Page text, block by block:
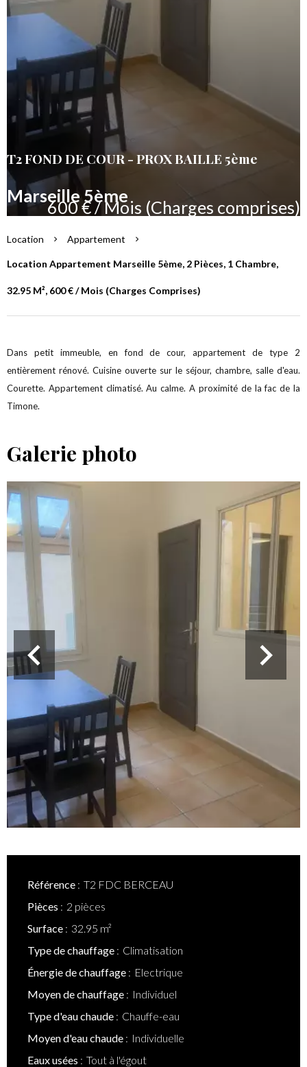
T2 FOND DE COUR - PROX BAILLE 5ème
Marseille 5ème
600 € / Mois (Charges comprises)
Location Appartement
Location Appartement Marseille 5ème, 2 Pièces, 1 Chambre,
32.95 M², 600 € / Mois (Charges Comprises)
Dans petit immeuble, en fond de cour, appartement de type 2
entièrement rénové. Cuisine ouverte sur le séjour, chambre, salle d'eau.
Courette. Appartement climatisé. Au calme. A proximité de la fac de la
Timone.
Galerie photo
Référence
T2 FDC BERCEAU
Pièces
2 pièces
Surface
32.95 m²
Type de chauffage
Climatisation
Énergie de chauffage
Electrique
Moyen de chauffage
Individuel
Type d'eau chaude
Chauffe-eau
Moyen d'eau chaude
Individuelle
Eaux usées
Tout à l'égout